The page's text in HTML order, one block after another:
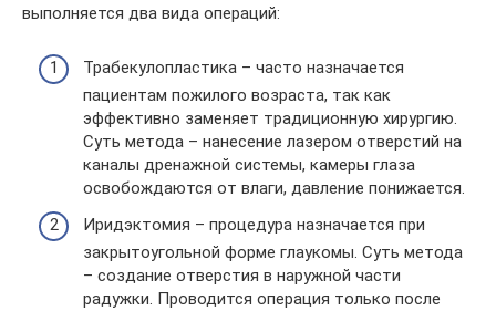
выполняется два вида операций:
Трабекулопластика – часто назначается
пациентам пожилого возраста, так как
эффективно заменяет традиционную хирургию.
Суть метода – нанесение лазером отверстий на
каналы дренажной системы, камеры глаза
освобождаются от влаги, давление понижается.
Иридэктомия – процедура назначается при
закрытоугольной форме глаукомы. Суть метода
– создание отверстия в наружной части
радужки. Проводится операция только после